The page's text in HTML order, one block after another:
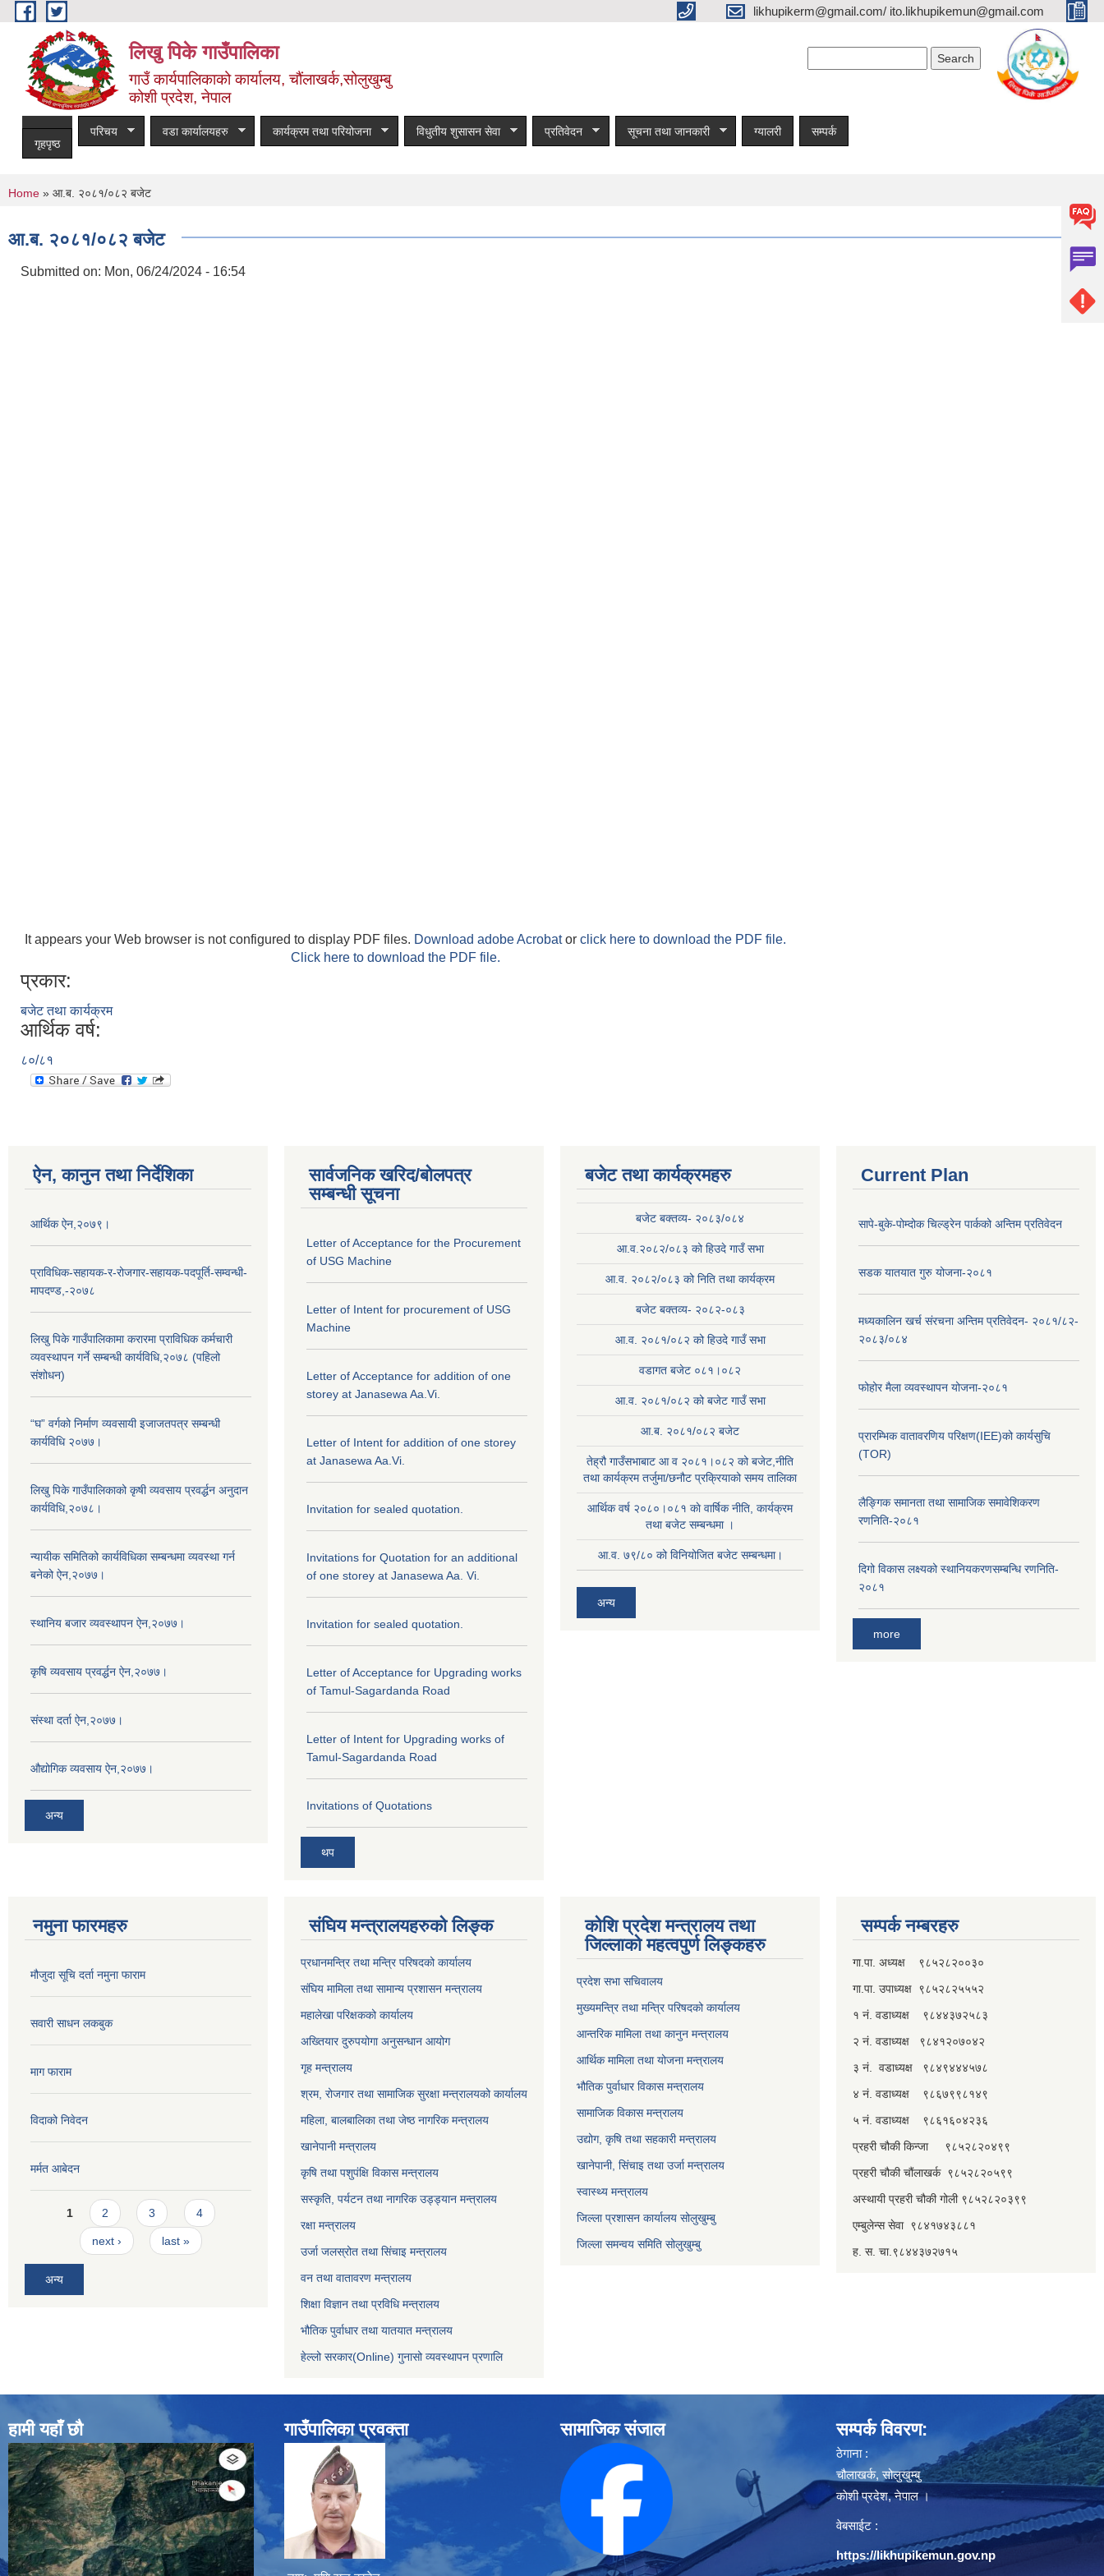
Skip to main content likhupikerm@gmail.com/ ito.likhupikemun@gmail.com
लिखु पिके गाउँपालिका
गाउँ कार्यपालिकाको कार्यालय, चौंलाखर्क,सोलुखुम्बु
कोशी प्रदेश, नेपाल
गृहपृष्ठ
परिचय वडा कार्यालयहरु कार्यक्रम तथा परियोजना विधुतीय शुसासन सेवा प्रतिवेदन सूचना तथा जानकारी ग्यालरी सम्पर्क
You are here
Home » आ.ब. २०८१/०८२ बजेट
आ.ब. २०८१/०८२ बजेट
Submitted on: Mon, 06/24/2024 - 16:54
It appears your Web browser is not configured to display PDF files. Download adobe Acrobator click here to download the PDF file.
Click here to download the PDF file.
प्रकार:
बजेट तथा कार्यक्रम
आर्थिक वर्ष:
८०/८१
ऐन, कानुन तथा निर्देशिका
आर्थिक ऐन,२०७९।
प्राविधिक-सहायक-र-रोजगार-सहायक-पदपूर्ति-सम्वन्धी-
मापदण्ड,-२०७८
लिखु पिके गाउँपालिकामा करारमा प्राविधिक कर्मचारी
व्यवस्थापन गर्ने सम्बन्धी कार्यविधि,२०७८ (पहिलो
संशोधन)
“घ” वर्गको निर्माण व्यवसायी इजाजतपत्र सम्बन्धी
कार्यविधि २०७७।
लिखु पिके गाउँपालिकाको कृषी व्यवसाय प्रवर्द्धन अनुदान
कार्यविधि,२०७८।
न्यायीक समितिको कार्यविधिका सम्बन्धमा व्यवस्था गर्न
बनेको ऐन,२०७७।
स्थानिय बजार व्यवस्थापन ऐन,२०७७।
कृषि व्यवसाय प्रवर्द्धन ऐन,२०७७।
संस्था दर्ता ऐन,२०७७।
औद्योगिक व्यवसाय ऐन,२०७७।
अन्य
सार्वजनिक खरिद/बोलपत्र
सम्बन्धी सूचना
Letter of Acceptance for the Procurement
of USG Machine
Letter of Intent for procurement of USG
Machine
Letter of Acceptance for addition of one
storey at Janasewa Aa.Vi.
Letter of Intent for addition of one storey
at Janasewa Aa.Vi.
Invitation for sealed quotation.
Invitations for Quotation for an additional
of one storey at Janasewa Aa. Vi.
Invitation for sealed quotation.
Letter of Acceptance for Upgrading works
of Tamul-Sagardanda Road
Letter of Intent for Upgrading works of
Tamul-Sagardanda Road
Invitations of Quotations
थप
बजेट तथा कार्यक्रमहरु
बजेट बक्तव्य- २०८३/०८४
आ.व.२०८२/०८३ को हिउदे गाउँ सभा
आ.व. २०८२/०८३ को निति तथा कार्यक्रम
बजेट बक्तव्य- २०८२-०८३
आ.व. २०८१/०८२ को हिउदे गाउँ सभा
वडागत बजेट ०८१।०८२
आ.व. २०८१/०८२ को बजेट गाउँ सभा
आ.ब. २०८१/०८२ बजेट
तेह्रौ गाउँसभाबाट आ व २०८१।०८२ को बजेट,नीति
तथा कार्यक्रम तर्जुमा/छनौट प्रक्रियाको समय तालिका
आर्थिक वर्ष २०८०।०८१ काे वार्षिक नीति, कार्यक्रम
तथा बजेट सम्बन्धमा ।
आ.व. ७९/८० को विनियोजित बजेट सम्बन्धमा।
अन्य
Current Plan
सापे-बुके-पोम्दोक चिल्ड्रेन पार्कको अन्तिम प्रतिवेदन
सडक यातयात गुरु योजना-२०८१
मध्यकालिन खर्च संरचना अन्तिम प्रतिवेदन- २०८१/८२-
२०८३/०८४
फोहोर मैला व्यवस्थापन योजना-२०८१
प्रारम्भिक वातावरणिय परिक्षण(IEE)को कार्यसुचि
(TOR)
लैङ्‍गिक समानता तथा सामाजिक समावेशिकरण
रणनिति-२०८१
दिगो विकास लक्ष्यको स्थानियकरणसम्बन्धि रणनिति-
२०८१
more
नमुना फारमहरु
मौजुदा सूचि दर्ता नमुना फाराम
सवारी साधन लकबुक
माग फाराम
विदाको निवेदन
मर्मत आबेदन
Pages
1 2 3 4
next › last »
अन्य
संघिय मन्त्रालयहरुको लिङ्‍क
प्रधानमन्त्रि तथा मन्त्रि परिषदको कार्यालय
संघिय मामिला तथा सामान्य प्रशासन मन्त्रालय
महालेखा परिक्षकको कार्यालय
अख्तियार दुरुपयोगा अनुसन्धान आयोग
गृह मन्त्रालय
श्रम, रोजगार तथा सामाजिक सुरक्षा मन्त्रालयको कार्यालय
महिला, बालबालिका तथा जेष्ठ नागरिक मन्त्रालय
खानेपानी मन्त्रालय
कृषि तथा पशुपंक्षि विकास मन्त्रालय
सस्कृति, पर्यटन तथा नागरिक उड्ड्यान मन्त्रालय
रक्षा मन्त्रालय
उर्जा जलस्रोत तथा सिंचाइ मन्‍त्रालय
वन तथा वातावरण मन्त्रालय
शिक्षा विज्ञान तथा प्रविधि मन्त्रालय
भौतिक पुर्वाधार तथा यातयात मन्त्रालय
हेल्लो सरकार(Online) गुनासो व्यवस्थापन प्रणालि
कोशि प्रदेश मन्त्रालय तथा
जिल्लाको महत्वपुर्ण लिङ्कहरु
प्रदेश सभा सचिवालय
मुख्यमन्त्रि तथा मन्त्रि परिषदको कार्यालय
आन्तरिक मामिला तथा कानुन मन्त्रालय
आर्थिक मामिला तथा योजना मन्त्रालय
भौतिक पुर्वाधार विकास मन्त्रालय
सामाजिक विकास मन्त्रालय
उद्योग, कृषि तथा सहकारी मन्त्रालय
खानेपानी, सिंचाइ तथा उर्जा मन्त्रालय
स्वास्थ्य मन्त्रालय
जिल्ला प्रशासन कार्यालय सोलुखुम्बु
जिल्ला समन्वय समिति सोलुखुम्बु
सम्पर्क नम्बरहरु
गा.पा. अध्यक्ष ९८५२८२००३०
गा.पा. उपाध्यक्ष ९८५२८२५५५२
१ नं. वडाध्यक्ष ९८४४३७२५८३
२ नं. वडाध्यक्ष ९८४१२०७०४२
३ नं. वडाध्यक्ष ९८४९४४४५७८
४ नं. वडाध्यक्ष ९८६७९९८१४९
५ नं. वडाध्यक्ष ९८६१६०४२३६
प्रहरी चौकी किन्जा ९८५२८२०४९९
प्रहरी चौकी चौंलाखर्क ९८५२८२०५९९
अस्थायी प्रहरी चौकी गोली ९८५२८२०३९९
एम्बुलेन्स सेवा ९८४१७४३८८१
ह. स. चा.९८४४३७२७१५
हामी यहाँ छौ गाउँपालिका प्रवक्ता सामाजिक संजाल सम्पर्क विवरण:
ठेगाना :
चौलाखर्क, सोलुखुम्बु
काेशी प्रदेश, नेपाल ।
वेबसाईट :
https://likhupikemun.gov.np